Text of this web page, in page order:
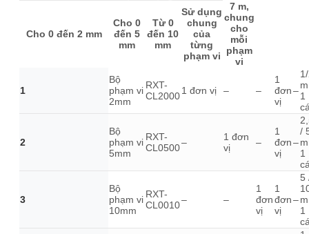
Cho 0 đến 2 mm
Cho 0
đến 5
mm
Từ 0
đến 10
mm
Sử dụng
chung
của
từng
phạm vi
7 m,
chung
cho
mỗi
phạm
vi
1
Bộ
phạm vi
2mm
RXT-
CL20001 đơn vị – –
1
đơn
vị
–1
2
Bộ
phạm vi
5mm
RXT-
CL0500–
1 đơn
vị
–
1
đơn
vị
–
/
1
3
Bộ
phạm vi
10mm
RXT-
CL0010– –
1
đơn
vị
1
đơn
vị
–
5
1